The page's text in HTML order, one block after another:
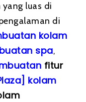
luas di
di
kolam
spa,
fitur
kolam